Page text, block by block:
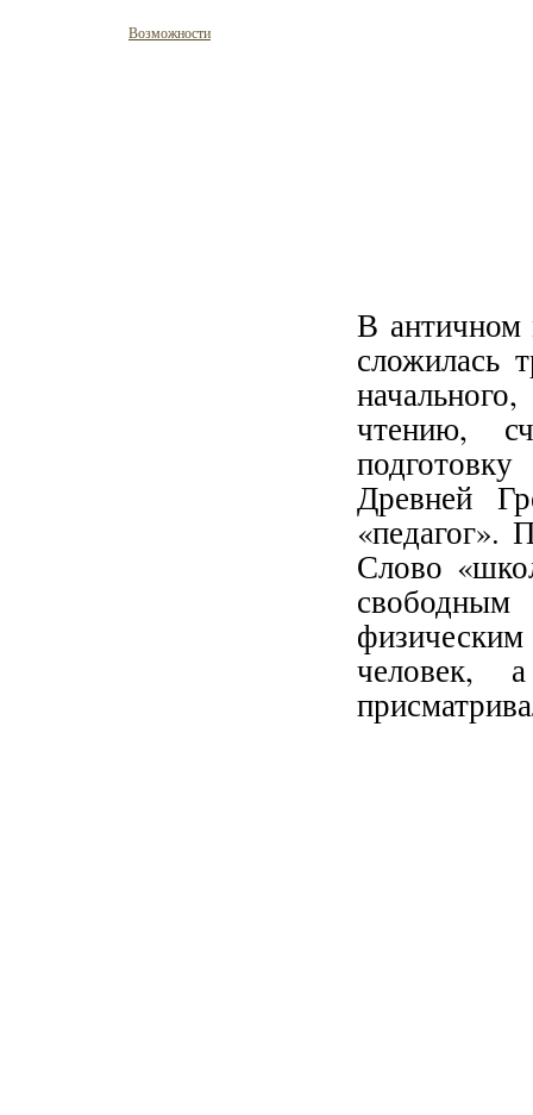
В
сложилась
чтению,
Древней
«педагог».
Слово
человек,
Возможности